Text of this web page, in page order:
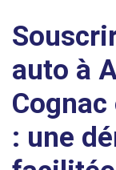
auto à
: une
facilitée